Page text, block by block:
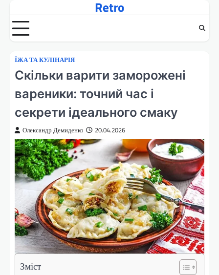
вмісту
Retro
ЇЖА ТА КУЛІНАРІЯ
Скільки варити заморожені
вареники: точний час і
секрети ідеального смаку
Олександр Демиденко 20.04.2026
Зміст